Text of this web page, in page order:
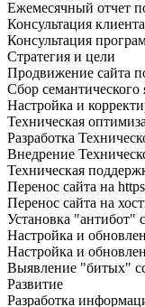
Ежемесячный отчет
Консультация клиента
Консультация
Стратегия и цели
Продвижение сайта
Сбор
Настройка и
Техническая
Разработка
Внедрение
Техническая
Перенос сайта на
Перенос сайта на
Установка "антибот"
Настройка и
Настройка и
Выявление "битых"
Развитие
Разработка